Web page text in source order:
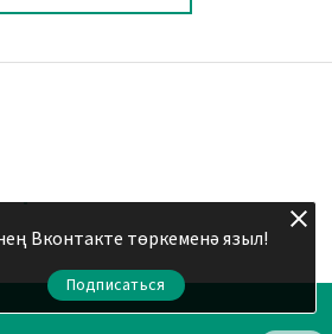
Вконтакте төркеменә языл!
Подписаться